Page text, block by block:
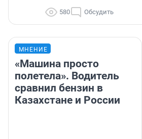
580 Обсудить
МНЕНИЕ
«Машина просто
полетела». Водитель
сравнил бензин в
Казахстане и России